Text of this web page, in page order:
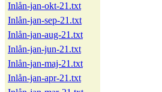
Inlån-jan-okt-21.txt
Inlån-jan-sep-21.txt
Inlån-jan-aug-21.txt
Inlån-jan-jun-21.txt
Inlån-jan-maj-21.txt
Inlån-jan-apr-21.txt